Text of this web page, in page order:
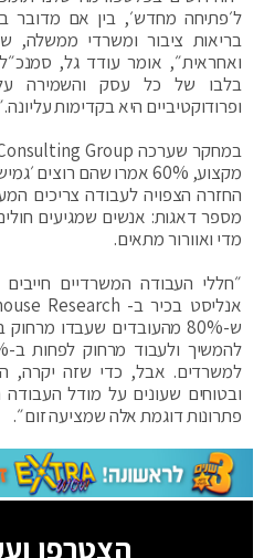
ל׳פתיחה מחדש׳, בין אם מדובר
בריאות ציבור ומשרדי ממשלה,
ואחראית״, אומר עודד גל,
בלבו של כל עסק והשמירה
ופרודוקטיביים היא בקדימות
מקצוע, 60% אמרו שהם
החזרה הצפויה לעבודה צריכים
מספר דאגות: אנשים שמגיעים
מדי ואוורור מתאים.
״חללי העבודה המשרדיים
ש-80% מהעובדים שעבדו
למשרדים. אבל, כדי שזה יקרה,
ובטוחים שעונים על מודל העבודה
פתרונות דוגמת אלה שמציעה זום״.
הצטרפו